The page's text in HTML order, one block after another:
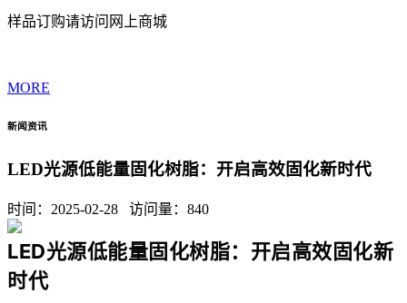
样品订购请访问网上商城
MORE
新闻资讯
LED光源低能量固化树脂：开启高效固化新时代
时间：2025-02-28 访问量： 840
LED光源低能量固化树脂：开启高效固化新
时代